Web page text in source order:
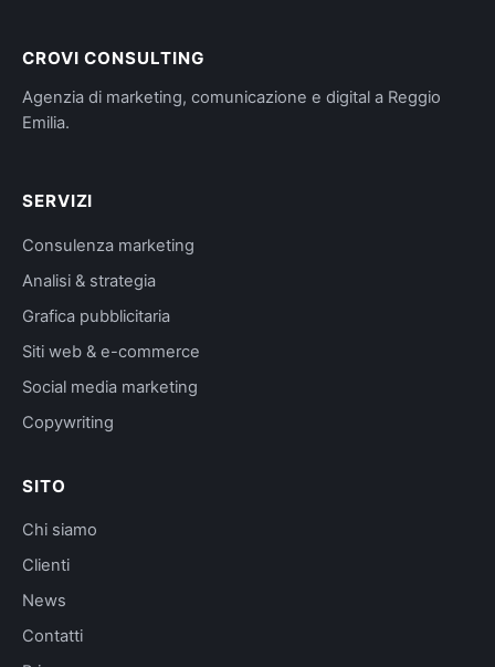
CROVI CONSULTING
Agenzia di marketing, comunicazione e digital a Reggio
Emilia.
SERVIZI
Consulenza marketing
Analisi & strategia
Grafica pubblicitaria
Siti web & e-commerce
Social media marketing
Copywriting
SITO
Chi siamo
Clienti
News
Contatti